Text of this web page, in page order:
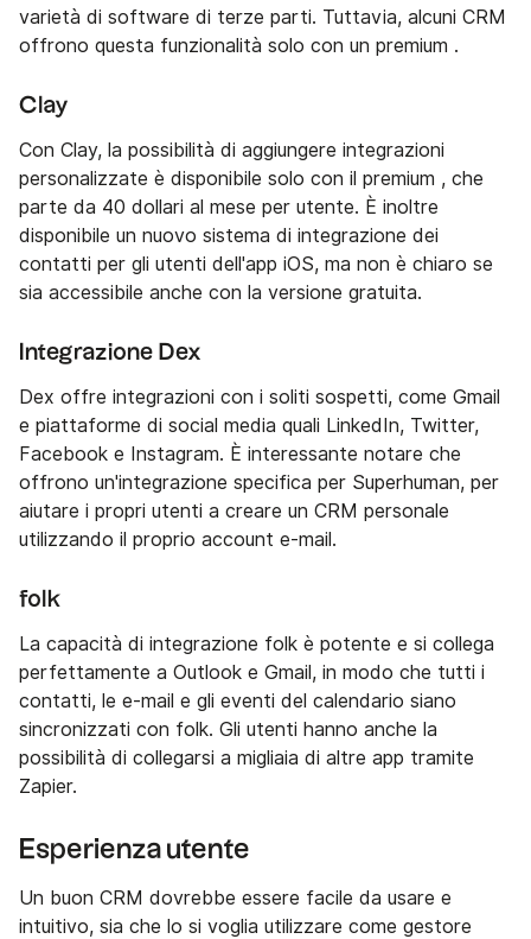
varietà di software di terze parti. Tuttavia, alcuni CRM
offrono questa funzionalità solo con un premium .
Clay
Con Clay, la possibilità di aggiungere integrazioni
personalizzate è disponibile solo con il premium , che
parte da 40 dollari al mese per utente. È inoltre
disponibile un nuovo sistema di integrazione dei
contatti per gli utenti dell'app iOS, ma non è chiaro se
sia accessibile anche con la versione gratuita.
Integrazione Dex
Dex offre integrazioni con i soliti sospetti, come Gmail
e piattaforme di social media quali LinkedIn, Twitter,
Facebook e Instagram. È interessante notare che
offrono un'integrazione specifica per Superhuman, per
aiutare i propri utenti a creare un CRM personale
utilizzando il proprio account e-mail.
folk
La capacità di integrazione folk è potente e si collega
perfettamente a Outlook e Gmail, in modo che tutti i
contatti, le e-mail e gli eventi del calendario siano
sincronizzati con folk. Gli utenti hanno anche la
possibilità di collegarsi a migliaia di altre app tramite
Zapier.
Esperienza utente
Un buon CRM dovrebbe essere facile da usare e
intuitivo, sia che lo si voglia utilizzare come gestore